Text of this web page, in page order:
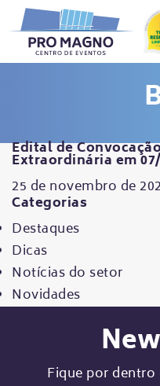
Edital de
Extraordinária em
25 de novembro de
Categorias
Destaques
Dicas
Notícias do setor
Novidades
Fique por dentro